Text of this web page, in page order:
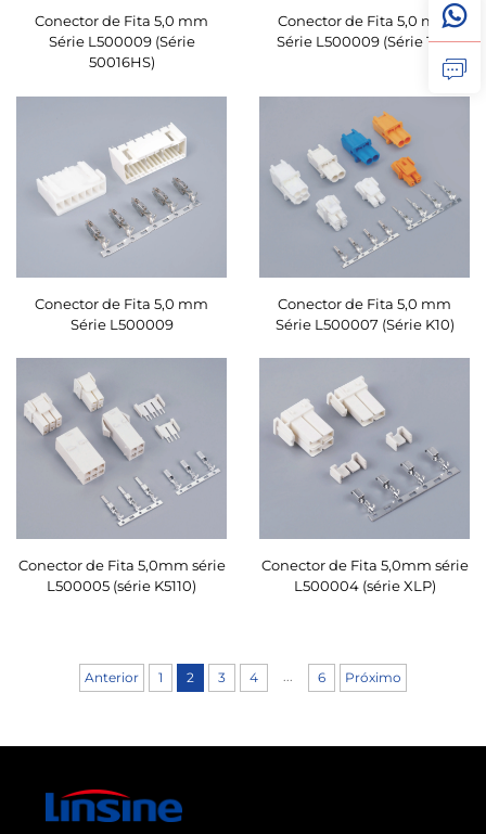
Conector de Fita 5,0 mm
Série L500009 (Série
50016HS)
Conector de Fita 5,0 mm
Série L500009 (Série 124)
Conector de Fita 5,0 mm
Série L500009
Conector de Fita 5,0 mm
Série L500007 (Série K10)
Conector de Fita 5,0mm série
L500005 (série K5110)
Conector de Fita 5,0mm série
L500004 (série XLP)
Anterior 1 2 3 4 6 Próximo